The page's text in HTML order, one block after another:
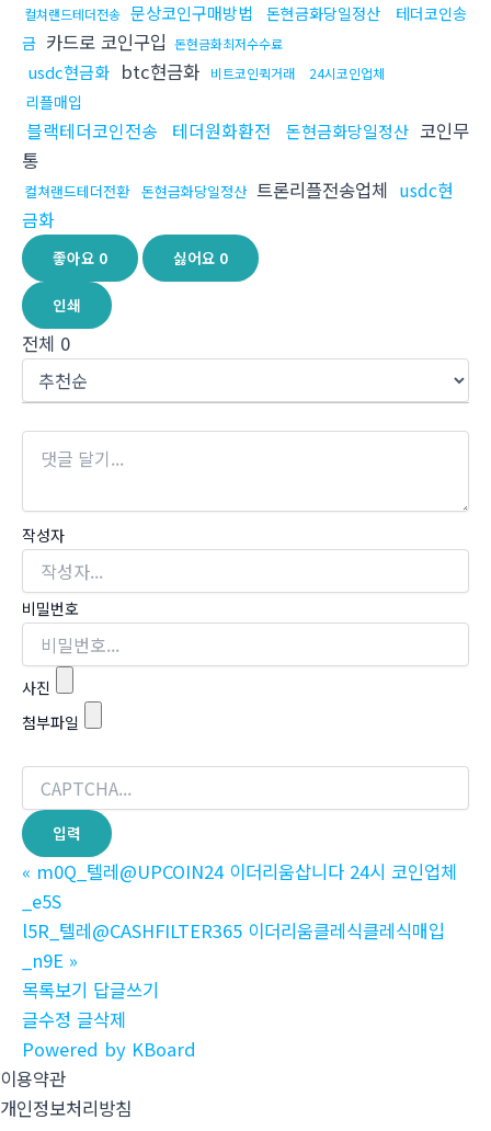
컬쳐랜드테더전송 문상코인구매방법 돈현금화당일정산
테더코인송
금 카드로 코인구입 돈현금화최저수수료
usdc현금화 btc현금화 비트코인퀵거래 24시코인업체
리플매입
블랙테더코인전송 테더원화환전 돈현금화당일정산 코인무
통
컬쳐랜드테더전환 돈현금화당일정산 트론리플전송업체 usdc현
금화
좋아요 0 싫어요 0
인쇄
전체 0
작성자
비밀번호
사진
첨부파일
« m0Q_텔레@UPCOIN24 이더리움삽니다 24시 코인업체
_e5S
l5R_텔레@CASHFILTER365 이더리움클레식클레식매입
_n9E »
목록보기 답글쓰기
글수정 글삭제
Powered by KBoard
이용약관
개인정보처리방침